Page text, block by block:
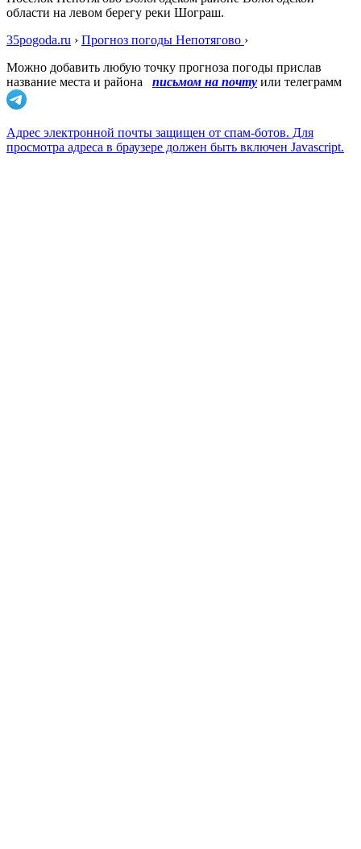
области на левом берегу реки Шограш.
35pogoda.ru › Прогноз погоды Непотягово ›
Можно добавить любую точку прогноза погоды прислав
название места и района
письмом на почту или телеграмм
Адрес электронной почты защищен от спам-ботов. Для
просмотра адреса в браузере должен быть включен Javascript.